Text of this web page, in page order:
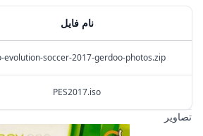
نام فایل
evolution-soccer-2017-gerdoo-photos.zip
PES2017.iso
تصاویر